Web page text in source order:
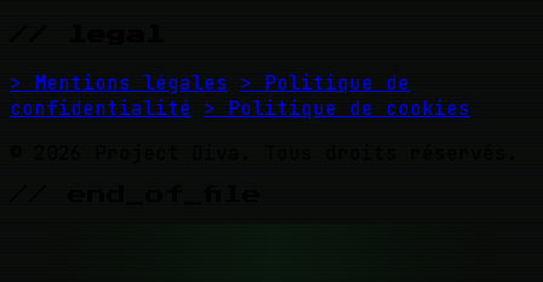
> Mentions légales
> Politique de
confidentialité > Politique de cookies